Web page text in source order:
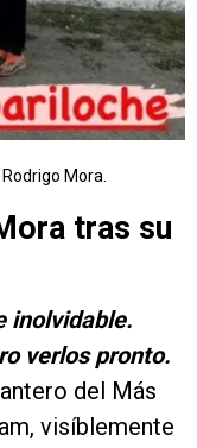
Mora.
tras su
inolvidable.
verlos pronto.
del Más
visíblemente